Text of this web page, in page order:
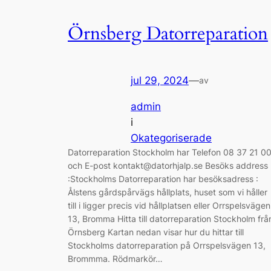
Örnsberg Datorreparation
jul 29, 2024—av
admin
i
Okategoriserade
Datorreparation Stockholm har Telefon 08 37 21 00
och E-post kontakt@datorhjalp.se Besöks address
:Stockholms Datorreparation har besöksadress :
Ålstens gårdspårvägs hållplats, huset som vi håller
till i ligger precis vid hållplatsen eller Orrspelsvägen
13, Bromma Hitta till datorreparation Stockholm
Örnsberg Kartan nedan visar hur du hittar till
Stockholms datorreparation på Orrspelsvägen 13,
Brommma. Rödmarkör…